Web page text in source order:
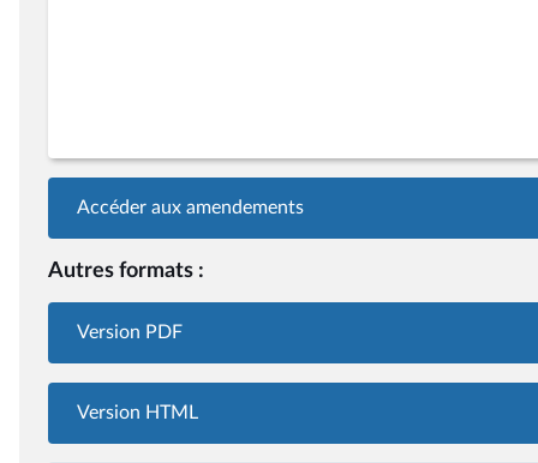
Accéder aux amendements
Autres formats :
Version PDF
Version HTML